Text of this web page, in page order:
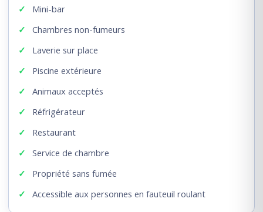
Mini-bar
Chambres non-fumeurs
Laverie sur place
Piscine extérieure
Animaux acceptés
Réfrigérateur
Restaurant
Service de chambre
Propriété sans fumée
Accessible aux personnes en fauteuil roulant